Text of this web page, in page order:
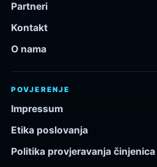
Partneri
Kontakt
O nama
POVJERENJE
Impressum
Etika poslovanja
Politika provjeravanja činjenica